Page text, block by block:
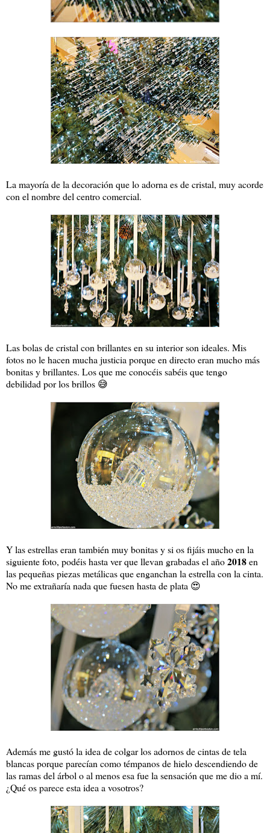
La mayoría de la decoración que lo adorna es de cristal, muy acorde
con el nombre del centro comercial.
Las bolas de cristal con brillantes en su interior son ideales. Mis
fotos no le hacen mucha justicia porque en directo eran mucho más
bonitas y brillantes. Los que me conocéis sabéis que tengo
debilidad por los brillos 😅
Y las estrellas eran también muy bonitas y si os fijáis mucho en la
siguiente foto, podéis hasta ver que llevan grabadas el año2018en
las pequeñas piezas metálicas que enganchan la estrella con la cinta.
No me extrañaría nada que fuesen hasta de plata 😍
Además me gustó la idea de colgar los adornos de cintas de tela
blancas porque parecían como témpanos de hielo descendiendo de
las ramas del árbol o al menos esa fue la sensación que me dio a mí.
¿Qué os parece esta idea a vosotros?